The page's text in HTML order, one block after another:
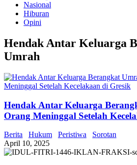
Nasional
Hiburan
Opini
Hendak Antar Keluarga
Umrah
Hendak Antar Keluarga
Orang Meninggal Setelah
Berita Hukum Peristiwa
Sorotan
April 10, 2025